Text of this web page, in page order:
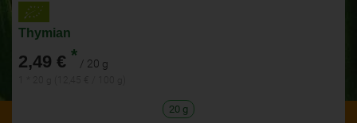
Thymian
2,49 € * / 20 g
20 g